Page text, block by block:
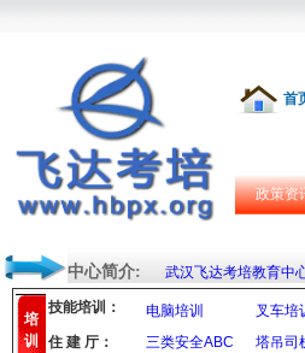
首
政策资
中心简介: 武汉飞达考培教育中
培
训
技能培训： 电脑培训 叉车培
三类安全ABC
塔吊司
住 建 厅：